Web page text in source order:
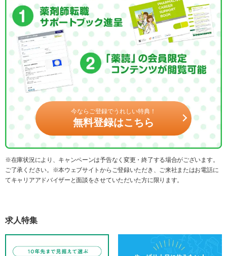
今ならご登録でうれしい特典！
無料登録はこちら
※在庫状況により、キャンペーンは予告なく変更・終了する場合がございます。
ご了承ください。※本ウェブサイトからご登録いただき、ご来社またはお電話に
てキャリアアドバイザーと面談をさせていただいた方に限ります。
求人特集